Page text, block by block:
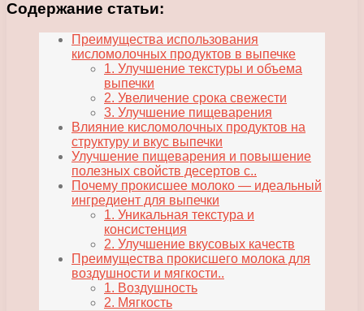
Содержание статьи:
Преимущества использования
кисломолочных продуктов в выпечке
1. Улучшение текстуры и объема
выпечки
2. Увеличение срока свежести
3. Улучшение пищеварения
Влияние кисломолочных продуктов на
структуру и вкус выпечки
Улучшение пищеварения и повышение
полезных свойств десертов с..
Почему прокисшее молоко — идеальный
ингредиент для выпечки
1. Уникальная текстура и
консистенция
2. Улучшение вкусовых качеств
Преимущества прокисшего молока для
воздушности и мягкости..
1. Воздушность
2. Мягкость